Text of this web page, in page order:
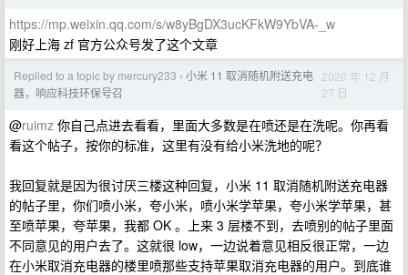
https://mp.weixin.qq.com/s/w8yBgDX3ucKFkW9YbVA-_w
刚好上海 zf 官方公众号发了这个文章
Replied to a topic by mercury233 › 小米 11 取消随机附送充电
器，响应科技环保号召
2020 年 12 月
27 日
@ruimz 你自己点进去看看，里面大多数是在喷还是在洗呢。你再看
看这个帖子，按你的标准，这里有没有给小米洗地的呢？
我回复就是因为很讨厌三楼这种回复，小米 11 取消随机附送充电器
的帖子里，你们喷小米，夸小米，喷小米学苹果，夸小米学苹果，甚
至喷苹果，夸苹果，我都 OK 。上来 3 层楼不到，去喷别的帖子里面
不同意见的用户去了。这就很 low，一边说着意见相反很正常，一边
在小米取消充电器的楼里喷那些支持苹果取消充电器的用户。到底谁